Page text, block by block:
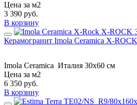
Цена за м2
3 390 руб.
В корзину
Керамогранит Imola Ceramica X-
Imola Ceramica Италия 30x60 см
Цена за м2
6 350 руб.
В корзину